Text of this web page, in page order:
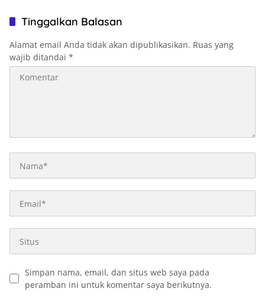
Tinggalkan Balasan
Alamat email Anda tidak akan dipublikasikan. Ruas yang
wajib ditandai *
Simpan nama, email, dan situs web saya pada
peramban ini untuk komentar saya berikutnya.